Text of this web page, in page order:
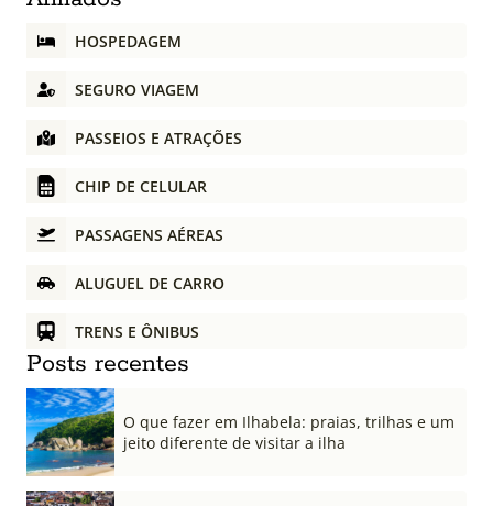
HOSPEDAGEM
SEGURO VIAGEM
PASSEIOS E ATRAÇÕES
CHIP DE CELULAR
PASSAGENS AÉREAS
ALUGUEL DE CARRO
TRENS E ÔNIBUS
Posts recentes
O que fazer em Ilhabela: praias, trilhas e um
jeito diferente de visitar a ilha